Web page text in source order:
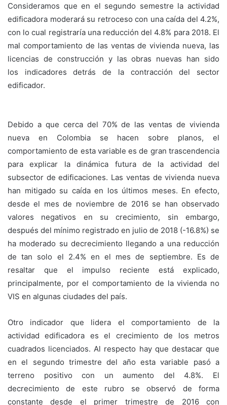
Consideramos que en el segundo semestre la actividad
edificadora moderará su retroceso con una caída del 4.2%,
con lo cual registraría una reducción del 4.8% para 2018. El
mal comportamiento de las ventas de vivienda nueva, las
licencias de construcción y las obras nuevas han sido
los indicadores detrás de la contracción del sector
edificador.
Debido a que cerca del 70% de las ventas de vivienda
nueva en Colombia se hacen sobre planos, el
comportamiento de esta variable es de gran trascendencia
para explicar la dinámica futura de la actividad del
subsector de edificaciones. Las ventas de vivienda nueva
han mitigado su caída en los últimos meses. En efecto,
desde el mes de noviembre de 2016 se han observado
valores negativos en su crecimiento, sin embargo,
después del mínimo registrado en julio de 2018 (-16.8%) se
ha moderado su decrecimiento llegando a una reducción
de tan solo el 2.4% en el mes de septiembre. Es de
resaltar que el impulso reciente está explicado,
principalmente, por el comportamiento de la vivienda no
VIS en algunas ciudades del país.
Otro indicador que lidera el comportamiento de la
actividad edificadora es el crecimiento de los metros
cuadrados licenciados. Al respecto hay que destacar que
en el segundo trimestre del año esta variable pasó a
terreno positivo con un aumento del 4.8%. El
decrecimiento de este rubro se observó de forma
constante desde el primer trimestre de 2016 con